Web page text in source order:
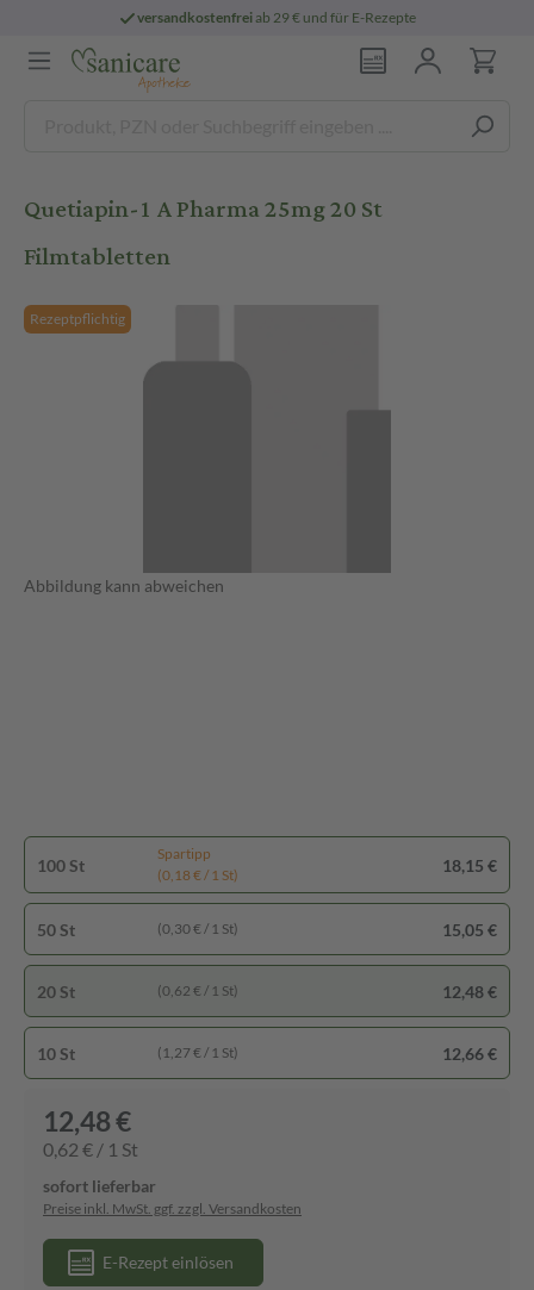
versandkostenfreiab 29 € und für E-Rezepte
Quetiapin-1 A Pharma 25mg 20 St
Filmtabletten
Rezeptpflichtig
Abbildung kann abweichen
100 St
Spartipp
(0,18 € / 1 St)
18,15 €
50 St (0,30 € / 1 St) 15,05 €
20 St (0,62 € / 1 St) 12,48 €
10 St (1,27 € / 1 St) 12,66 €
12,48 €
0,62 € / 1 St
sofort lieferbar
Preise inkl. MwSt. ggf. zzgl. Versandkosten
E-Rezept einlösen